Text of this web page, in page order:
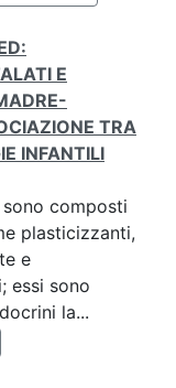
E
TRA
INFANTILI
composti
plasticizzanti,
e
essi sono
la...